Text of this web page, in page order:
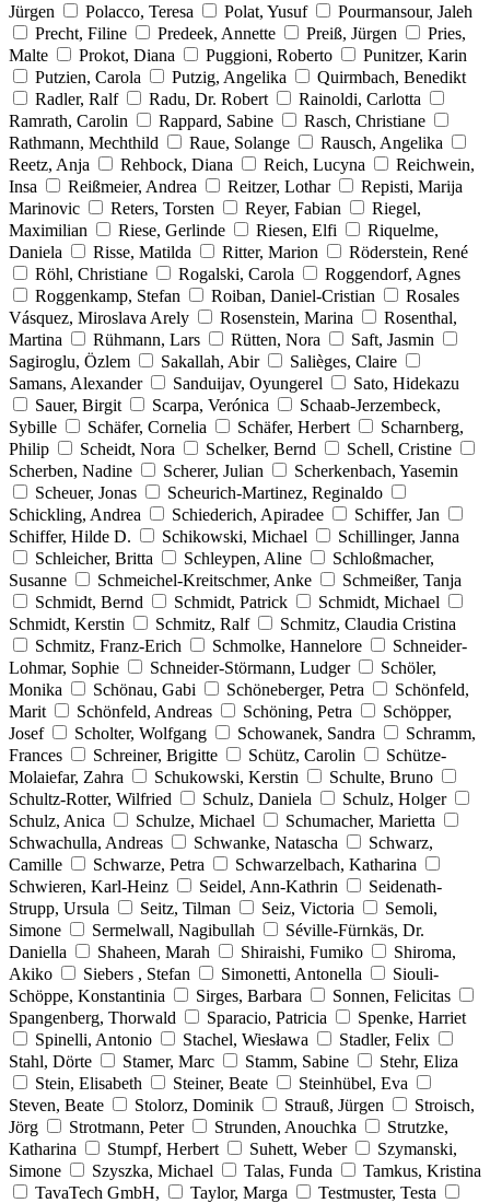
Jürgen
Polacco, Teresa Polat, Yusuf
Pourmansour, Jaleh
Precht, Filine
Predeek, Annette Preiß, Jürgen
Pries,
Malte
Prokot, Diana Puggioni, Roberto
Punitzer, Karin
Putzien, Carola
Putzig, Angelika
Quirmbach, Benedikt
Radler, Ralf
Radu, Dr. Robert
Rainoldi, Carlotta
Ramrath, Carolin
Rappard, Sabine
Rasch, Christiane
Rathmann, Mechthild
Raue, Solange
Rausch, Angelika
Reetz, Anja
Rehbock, Diana Reich, Lucyna
Reichwein,
Insa
Reißmeier, Andrea Reitzer, Lothar
Repisti, Marija
Marinovic
Reters, Torsten Reyer, Fabian
Riegel,
Maximilian
Riese, Gerlinde Riesen, Elfi
Riquelme,
Daniela
Risse, Matilda Ritter, Marion
Röderstein, René
Röhl, Christiane
Rogalski, Carola
Roggendorf, Agnes
Roggenkamp, Stefan
Roiban, Daniel-Cristian
Rosales
Vásquez, Miroslava Arely
Rosenstein, Marina
Rosenthal,
Martina
Rühmann, Lars Rütten, Nora
Saft, Jasmin
Sagiroglu, Özlem
Sakallah, Abir
Salièges, Claire
Samans, Alexander
Sanduijav, Oyungerel
Sato, Hidekazu
Sauer, Birgit
Scarpa, Verónica
Schaab-Jerzembeck,
Sybille
Schäfer, Cornelia Schäfer, Herbert
Scharnberg,
Philip
Scheidt, Nora Schelker, Bernd
Schell, Cristine
Scherben, Nadine
Scherer, Julian
Scherkenbach, Yasemin
Scheuer, Jonas
Scheurich-Martinez, Reginaldo
Schickling, Andrea
Schiederich, Apiradee
Schiffer, Jan
Schiffer, Hilde D.
Schikowski, Michael
Schillinger, Janna
Schleicher, Britta
Schleypen, Aline
Schloßmacher,
Susanne
Schmeichel-Kreitschmer, Anke
Schmeißer, Tanja
Schmidt, Bernd
Schmidt, Patrick
Schmidt, Michael
Schmidt, Kerstin
Schmitz, Ralf
Schmitz, Claudia Cristina
Schmitz, Franz-Erich
Schmolke, Hannelore
Schneider-
Lohmar, Sophie
Schneider-Störmann, Ludger
Schöler,
Monika
Schönau, Gabi Schöneberger, Petra
Schönfeld,
Marit
Schönfeld, Andreas Schöning, Petra
Schöpper,
Josef
Scholter, Wolfgang Schowanek, Sandra
Schramm,
Frances
Schreiner, Brigitte Schütz, Carolin
Schütze-
Molaiefar, Zahra
Schukowski, Kerstin
Schulte, Bruno
Schultz-Rotter, Wilfried
Schulz, Daniela
Schulz, Holger
Schulz, Anica
Schulze, Michael
Schumacher, Marietta
Schwachulla, Andreas
Schwanke, Natascha
Schwarz,
Camille
Schwarze, Petra
Schwarzelbach, Katharina
Schwieren, Karl-Heinz
Seidel, Ann-Kathrin
Seidenath-
Strupp, Ursula
Seitz, Tilman Seiz, Victoria
Semoli,
Simone
Sermelwall, Nagibullah
Séville-Fürnkäs, Dr.
Daniella
Shaheen, Marah Shiraishi, Fumiko
Shiroma,
Akiko
Siebers , Stefan Simonetti, Antonella
Siouli-
Schöppe, Konstantinia
Sirges, Barbara
Sonnen, Felicitas
Spangenberg, Thorwald
Sparacio, Patricia
Spenke, Harriet
Spinelli, Antonio
Stachel, Wiesława
Stadler, Felix
Stahl, Dörte
Stamer, Marc Stamm, Sabine
Stehr, Eliza
Stein, Elisabeth
Steiner, Beate
Steinhübel, Eva
Steven, Beate
Stolorz, Dominik Strauß, Jürgen
Stroisch,
Jörg
Strotmann, Peter Strunden, Anouchka
Strutzke,
Katharina
Stumpf, Herbert Suhett, Weber
Szymanski,
Simone
Szyszka, Michael Talas, Funda
Tamkus, Kristina
TavaTech GmbH,
Taylor, Marga
Testmuster, Testa